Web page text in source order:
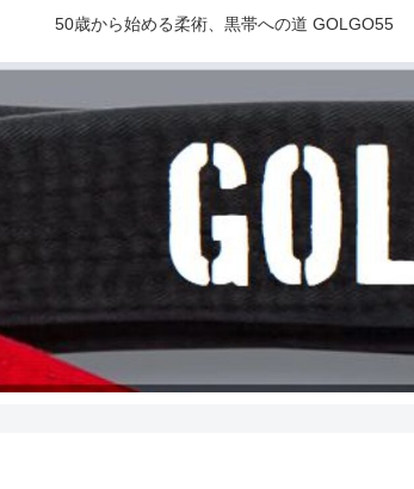
50歳から始める柔術、黒帯への道 GOLGO55